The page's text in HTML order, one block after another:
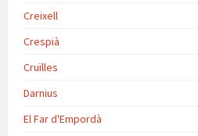
Creixell
Crespià
Cruïlles
Darnius
El Far d'Empordà